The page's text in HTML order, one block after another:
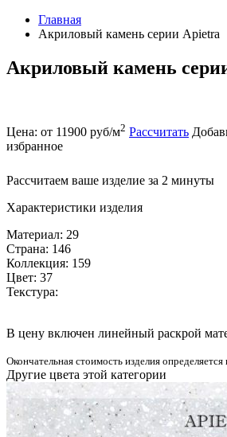
Главная
Акриловый камень серии Apietra
Акриловый камень
Цена: от 11900 руб/м2 Рассчитать
избранное
Рассчитаем ваше изделие за 2 минуты
Характеристики изделия
Материал: 29
Страна: 146
Коллекция: 159
Цвет: 37
Текстура:
В цену включен линейный раскрой
Окончательная стоимость изделия
Другие цвета этой категории